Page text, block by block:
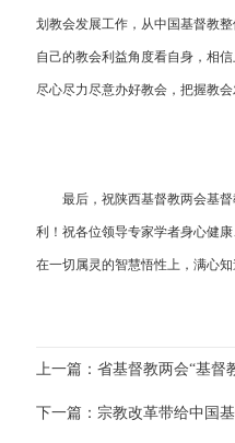
划教会发展工作，从中国基督教
自己的教会利益角度看自身，相
尽心尽力尽意办好教会，把握教会
最后，祝陕西基督教两会基督
利！祝各位领导专家学者身心健
在一切属灵的智慧悟性上，满心知
上一篇：省基督教两会“基督
下一篇：宗教改革带给中国